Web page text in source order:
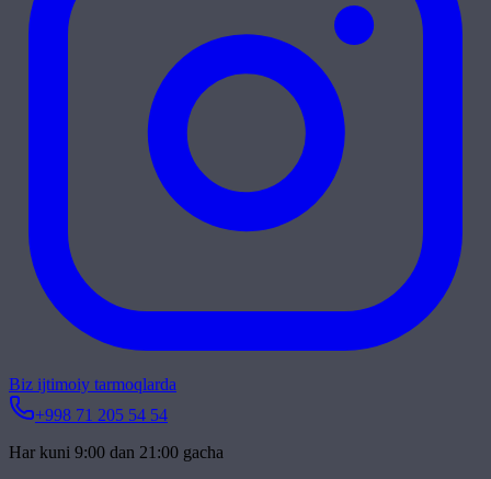
Biz ijtimoiy tarmoqlarda
+998 71 205 54 54
Har kuni 9:00 dan 21:00 gacha